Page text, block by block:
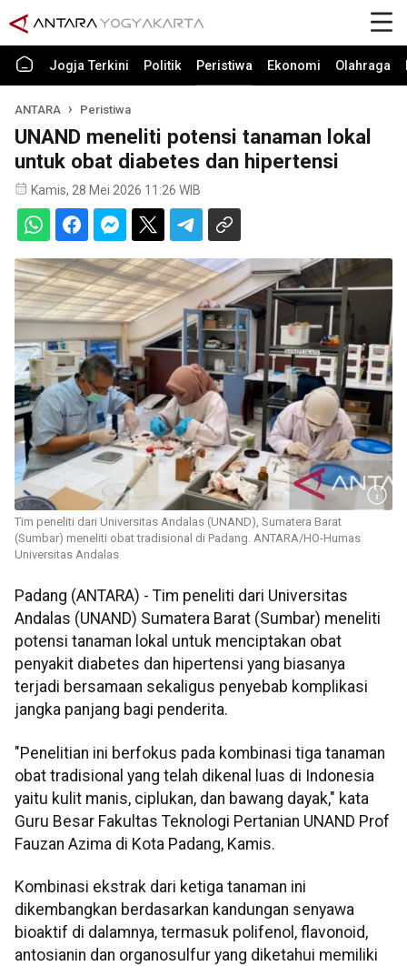
Jogja Terkini Politik Peristiwa Ekonomi Olahraga
ANTARA Peristiwa
UNAND meneliti potensi tanaman lokal
untuk obat diabetes dan hipertensi
Kamis, 28 Mei 2026 11:26 WIB
Tim peneliti dari Universitas Andalas (UNAND), Sumatera Barat
(Sumbar) meneliti obat tradisional di Padang. ANTARA/HO-Humas
Universitas Andalas
Padang (ANTARA) - Tim peneliti dari Universitas
Andalas (UNAND) Sumatera Barat (Sumbar) meneliti
potensi tanaman lokal untuk menciptakan obat
penyakit diabetes dan hipertensi yang biasanya
terjadi bersamaan sekaligus penyebab komplikasi
jangka panjang bagi penderita.
"Penelitian ini berfokus pada kombinasi tiga tanaman
obat tradisional yang telah dikenal luas di Indonesia
yaitu kulit manis, ciplukan, dan bawang dayak," kata
Guru Besar Fakultas Teknologi Pertanian UNAND Prof
Fauzan Azima di Kota Padang, Kamis.
Kombinasi ekstrak dari ketiga tanaman ini
dikembangkan berdasarkan kandungan senyawa
bioaktif di dalamnya, termasuk polifenol, flavonoid,
antosianin dan organosulfur yang diketahui memiliki